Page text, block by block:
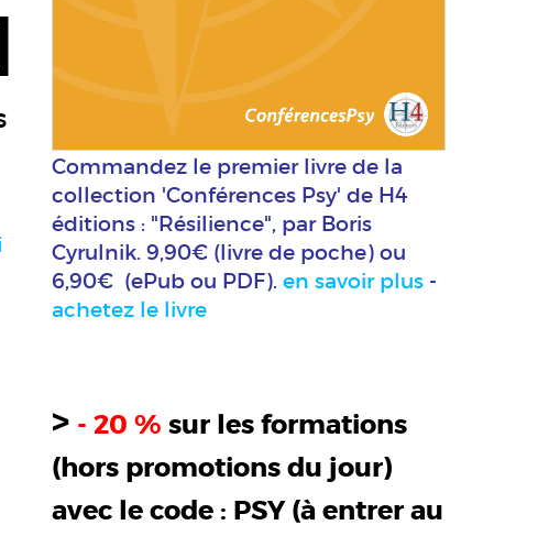
Commandez le premier livre de la
collection 'Conférences Psy' de H4
éditions : "Résilience", par Boris
Cyrulnik. 9,90€ (livre de poche) ou
6,90€ (ePub ou PDF). en savoir plus -
achetez le livre
> - 20 % sur les formations
(hors promotions du jour)
avec le code : PSY(à entrer au